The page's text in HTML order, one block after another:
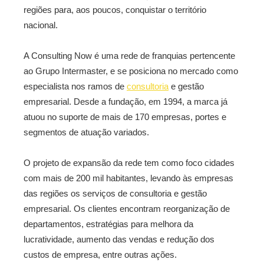
regiões para, aos poucos, conquistar o território
nacional.
A Consulting Now é uma rede de franquias pertencente
ao Grupo Intermaster, e se posiciona no mercado como
especialista nos ramos de consultoria e gestão
empresarial. Desde a fundação, em 1994, a marca já
atuou no suporte de mais de 170 empresas, portes e
segmentos de atuação variados.
O projeto de expansão da rede tem como foco cidades
com mais de 200 mil habitantes, levando às empresas
das regiões os serviços de consultoria e gestão
empresarial. Os clientes encontram reorganização de
departamentos, estratégias para melhora da
lucratividade, aumento das vendas e redução dos
custos de empresa, entre outras ações.